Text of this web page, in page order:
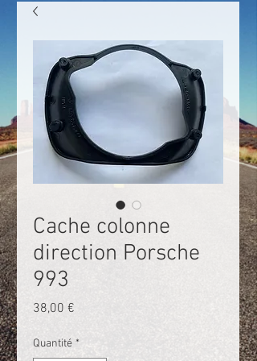
Cache colonne
direction Porsche
993
38,00 €
Quantité *